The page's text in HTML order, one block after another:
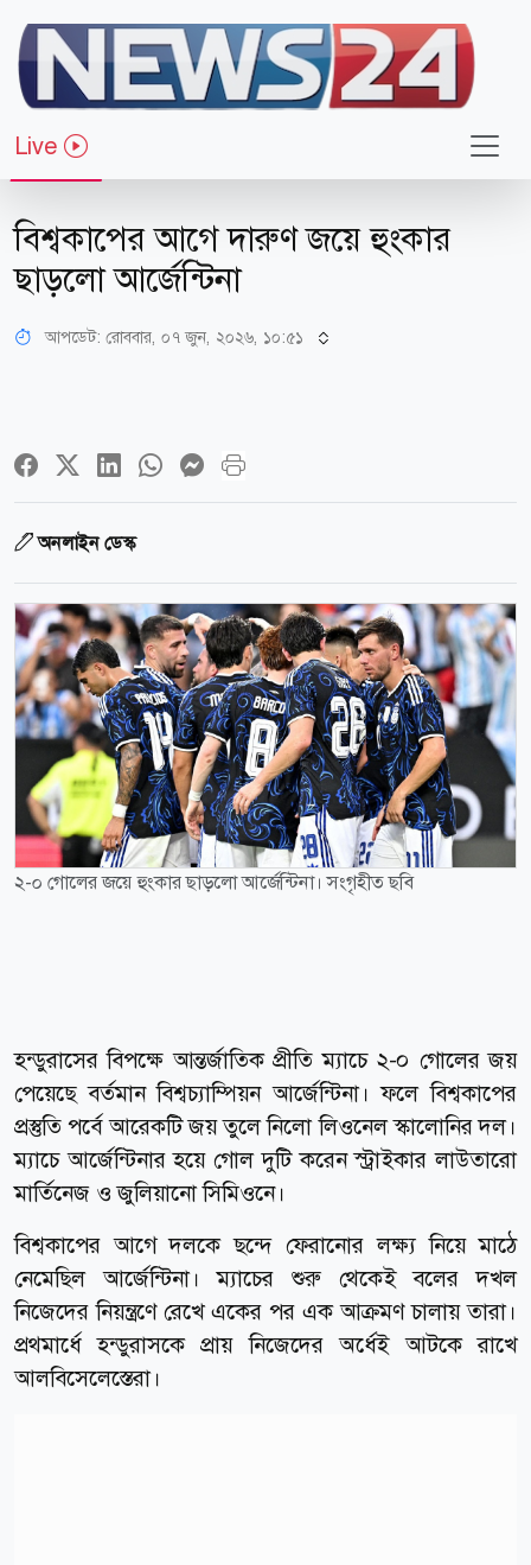
Live
খেলাধুলা
বিশ্বকাপের আগে দারুণ জয়ে হুংকার
ছাড়লো আর্জেন্টিনা
আপডেট: রোববার, ০৭ জুন, ২০২৬, ১০:৫১
অনলাইন ডেস্ক
২-০ গোলের জয়ে হুংকার ছাড়লো আর্জেন্টিনা। সংগৃহীত ছবি
হন্ডুরাসের বিপক্ষে আন্তর্জাতিক প্রীতি ম্যাচে ২-০ গোলের জয়
পেয়েছে বর্তমান বিশ্বচ্যাম্পিয়ন আর্জেন্টিনা। ফলে বিশ্বকাপের
প্রস্তুতি পর্বে আরেকটি জয় তুলে নিলো লিওনেল স্কালোনির দল।
ম্যাচে আর্জেন্টিনার হয়ে গোল দুটি করেন স্ট্রাইকার লাউতারো
মার্তিনেজ ও জুলিয়ানো সিমিওনে।
বিশ্বকাপের আগে দলকে ছন্দে ফেরানোর লক্ষ্য নিয়ে মাঠে
নেমেছিল আর্জেন্টিনা। ম্যাচের শুরু থেকেই বলের দখল
নিজেদের নিয়ন্ত্রণে রেখে একের পর এক আক্রমণ চালায় তারা।
প্রথমার্ধে হন্ডুরাসকে প্রায় নিজেদের অর্ধেই আটকে রাখে
আলবিসেলেস্তেরা।